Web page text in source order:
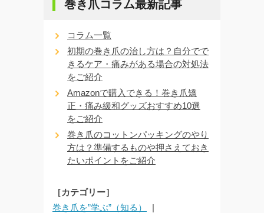
巻き爪コラム最新記事
コラム一覧
初期の巻き爪の治し方は？自分でで
きるケア・痛みがある場合の対処法
をご紹介
Amazonで購入できる！巻き爪矯
正・痛み緩和グッズおすすめ10選
をご紹介
巻き爪のコットンパッキングのやり
方は？準備するものや押さえておき
たいポイントをご紹介
［カテゴリー］
巻き爪を”学ぶ”（知る）